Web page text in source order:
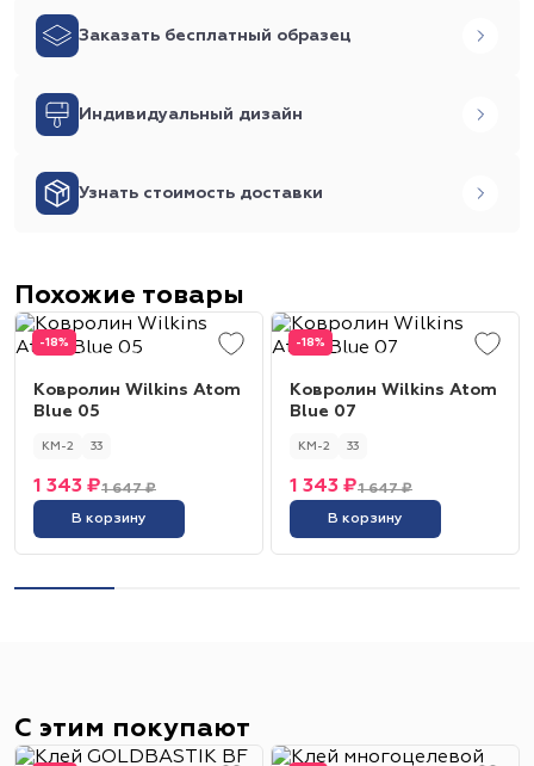
Заказать бесплатный образец
Индивидуальный дизайн
Узнать стоимость доставки
Похожие товары
-18%
Ковролин Wilkins Atom
Blue 05
КМ-2 33
1 647 ₽
1 343 ₽
В корзину
-18%
Ковролин Wilkins Atom
Blue 07
КМ-2 33
1 647 ₽
1 343 ₽
В корзину
С этим покупают